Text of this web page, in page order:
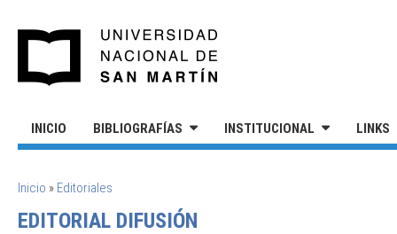
INICIO BIBLIOGRAFÍAS INSTITUCIONAL LINKS
SE ENCUENTRA USTED AQUÍ
Inicio » Editoriales
EDITORIAL DIFUSIÓN